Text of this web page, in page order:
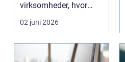
virksomheder, hvor
stabil forsyning af try...
02 juni 2026